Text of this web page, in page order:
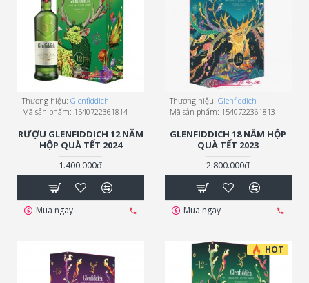
Thương hiệu: Glenfiddich
Mã sản phẩm: 1540722361814
RƯỢU GLENFIDDICH 12 NĂM
HỘP QUÀ TẾT 2024
1.400.000đ
Mua ngay
Thương hiệu: Glenfiddich
Mã sản phẩm: 1540722361813
GLENFIDDICH 18 NĂM HỘP
QUÀ TẾT 2023
2.800.000đ
Mua ngay
HOT